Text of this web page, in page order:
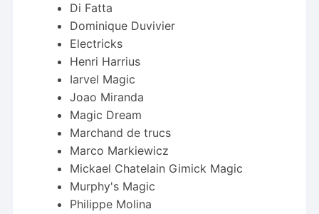
Di Fatta
Dominique Duvivier
Electricks
Henri Harrius
Iarvel Magic
Joao Miranda
Magic Dream
Marchand de trucs
Marco Markiewicz
Mickael Chatelain Gimick Magic
Murphy's Magic
Philippe Molina